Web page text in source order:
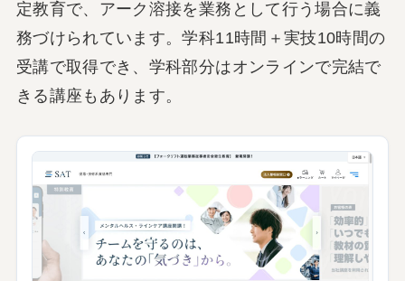
定教育で、アーク溶接を業務として行う場合に義
務づけられています。学科11時間＋実技10時間の
受講で取得でき、学科部分はオンラインで完結で
きる講座もあります。